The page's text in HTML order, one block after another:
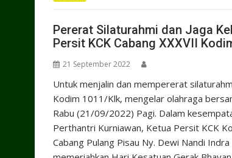
Pererat Silaturahmi dan Jaga
Persit KCK Cabang XXXVII
21 September 2022
Untuk menjalin dan mempererat
Kodim 1011/Klk, mengelar olahraga
Rabu (21/09/2022) Pagi. Dalam
Perthantri Kurniawan, Ketua Persit KCK
Cabang Pulang Pisau Ny. Dewi Nandi